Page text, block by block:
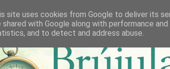
site uses cookies from Google to deliver its
shared with Google along with performance
and to detect and address abuse.